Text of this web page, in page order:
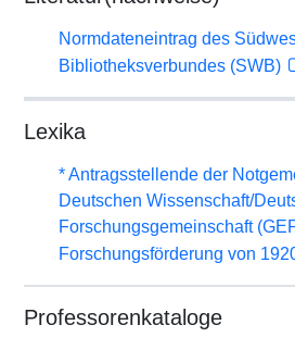
Normdateneintrag des
Bibliotheksverbundes (SWB)
Lexika
* Antragsstellende der
Deutschen Wissenschaft/
Forschungsgemeinschaft
Forschungsförderung von
Professorenkataloge